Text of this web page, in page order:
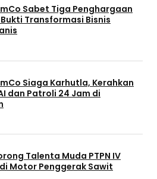
Sabet Tiga Penghargaan
Transformasi Bisnis
Siaga Karhutla, Kerahkan
dan Patroli 24 Jam di
Talenta Muda PTPN IV
Motor Penggerak Sawit